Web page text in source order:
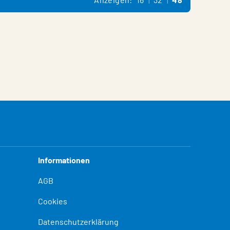
Informationen
AGB
Cookies
Datenschutzerklärung